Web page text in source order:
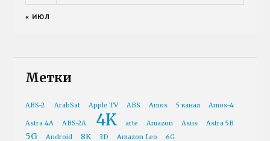
« ИЮЛ
Метки
ABS-2 ArabSat Apple TV ABS Amos 5 канал Amos-4
Astra 4A ABS-2A 4K arte Amazon Asus Astra 5B
5G Android 8K 3D Amazon Leo 6G